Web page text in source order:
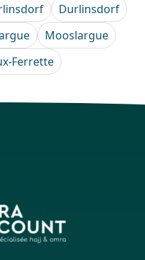
Durlinsdorf
Mooslargue
Ferrette